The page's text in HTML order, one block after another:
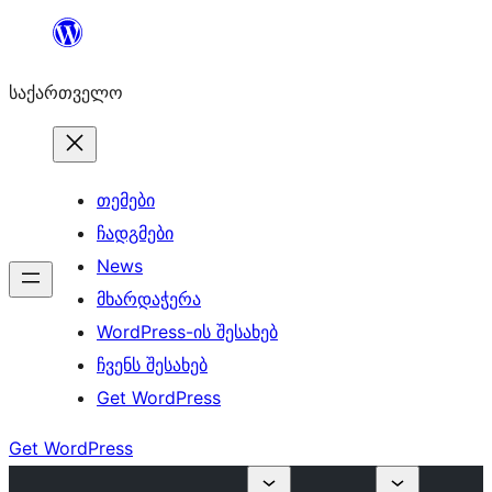
შიგთავსზე
საქართველო
თემები
ჩადგმები
News
მხარდაჭერა
WordPress-ის შესახებ
ჩვენს შესახებ
Get WordPress
Get WordPress